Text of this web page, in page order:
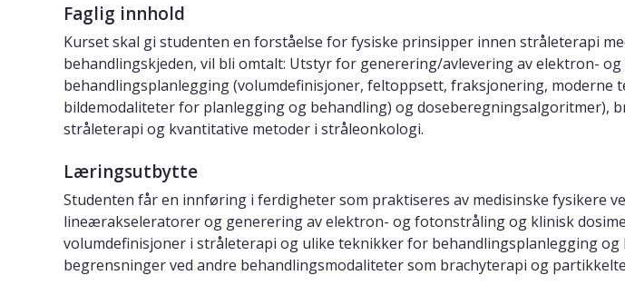
Faglig innhold
Kurset skal gi studenten en forståelse for fysiske prinsipper innen stråleterapi
behandlingskjeden, vil bli omtalt: Utstyr for generering/avlevering av elektron-
behandlingsplanlegging (volumdefinisjoner, feltoppsett, fraksjonering,
bildemodaliteter for planlegging og behandling) og
stråleterapi og kvantitative metoder i stråleonkologi.
Læringsutbytte
Studenten får en innføring i ferdigheter som praktiseres av medisinske fysikere
lineærakseleratorer og generering av elektron- og fotonstråling og klinisk
volumdefinisjoner i stråleterapi og ulike teknikker for behandlingsplanlegging
begrensninger ved andre behandlingsmodaliteter som brachyterapi og